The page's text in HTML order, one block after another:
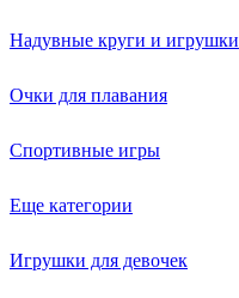
Надувные круги и игрушки
Очки для плавания
Спортивные игры
Еще категории
Игрушки для девочек